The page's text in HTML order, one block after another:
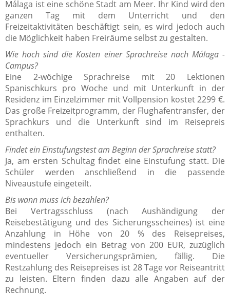
Málaga ist eine schöne Stadt am Meer. Ihr Kind wird den
ganzen Tag mit dem Unterricht und den
Freizeitaktivitäten beschäftigt sein, es wird jedoch auch
die Möglichkeit haben Freiräume selbst zu gestalten.
Wie hoch sind die Kosten einer Sprachreise nach Málaga -
Campus?
Eine 2-wöchige Sprachreise mit 20 Lektionen
Spanischkurs pro Woche und mit Unterkunft in der
Residenz im Einzelzimmer mit Vollpension kostet 2299 €.
Das große Freizeitprogramm, der Flughafentransfer, der
Sprachkurs und die Unterkunft sind im Reisepreis
enthalten.
Findet ein Einstufungstest am Beginn der Sprachreise statt?
Ja, am ersten Schultag findet eine Einstufung statt. Die
Schüler werden anschließend in die passende
Niveaustufe eingeteilt.
Bis wann muss ich bezahlen?
Bei Vertragsschluss (nach Aushändigung der
Reisebestätigung und des Sicherungsscheines) ist eine
Anzahlung in Höhe von 20 % des Reisepreises,
mindestens jedoch ein Betrag von 200 EUR, zuzüglich
eventueller Versicherungsprämien, fällig. Die
Restzahlung des Reisepreises ist 28 Tage vor Reiseantritt
zu leisten. Eltern finden dazu alle Angaben auf der
Rechnung.